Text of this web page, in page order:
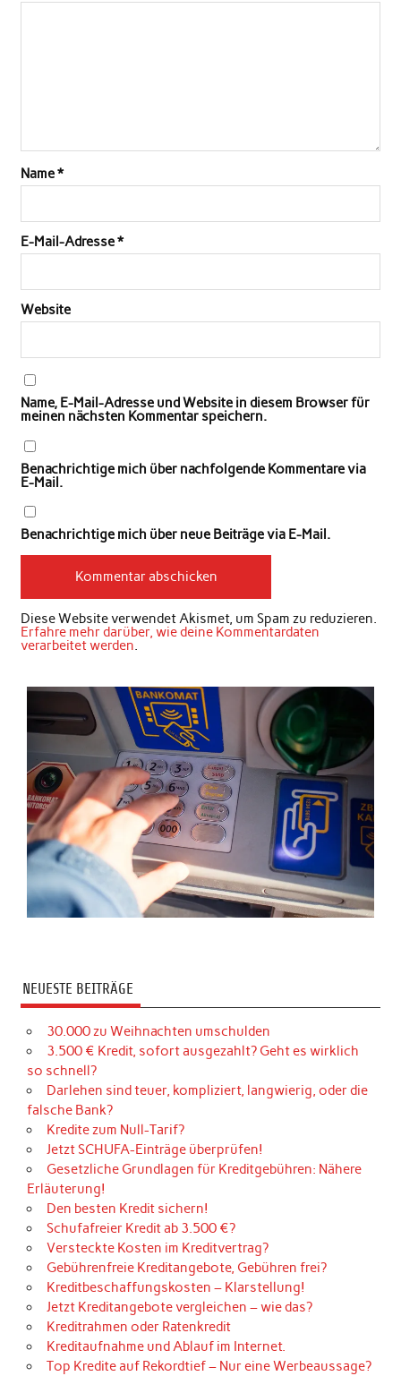
Name*
E-Mail-Adresse*
Website
Name, E-Mail-Adresse und Website in diesem Browser für
meinen nächsten Kommentar speichern.
Benachrichtige mich über nachfolgende Kommentare via
E-Mail.
Benachrichtige mich über neue Beiträge via E-Mail.
Diese Website verwendet Akismet, um Spam zu reduzieren.
Erfahre mehr darüber, wie deine Kommentardaten
verarbeitet werden.
NEUESTE BEITRÄGE
30.000 zu Weihnachten umschulden
3.500 € Kredit, sofort ausgezahlt? Geht es wirklich
so schnell?
Darlehen sind teuer, kompliziert, langwierig, oder die
falsche Bank?
Kredite zum Null-Tarif?
Jetzt SCHUFA-Einträge überprüfen!
Gesetzliche Grundlagen für Kreditgebühren: Nähere
Erläuterung!
Den besten Kredit sichern!
Schufafreier Kredit ab 3.500 €?
Versteckte Kosten im Kreditvertrag?
Gebührenfreie Kreditangebote, Gebühren frei?
Kreditbeschaffungskosten – Klarstellung!
Jetzt Kreditangebote vergleichen – wie das?
Kreditrahmen oder Ratenkredit
Kreditaufnahme und Ablauf im Internet.
Top Kredite auf Rekordtief – Nur eine Werbeaussage?